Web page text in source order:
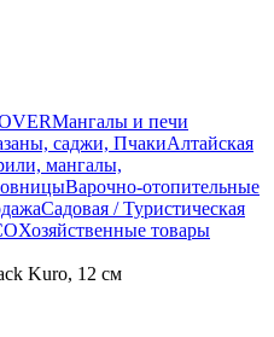
Мангалы и печи
саджи, ПчакиАлтайская
мангалы,
Варочно-отопительные
Садовая / Туристическая
Хозяйственные товары
Kuro, 12 см